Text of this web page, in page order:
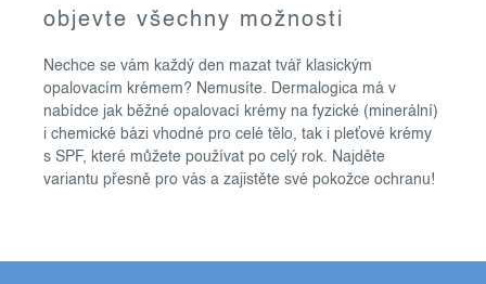
objevte všechny možnosti
Nechce se vám každý den mazat tvář klasickým
opalovacím krémem? Nemusíte. Dermalogica má v
nabídce jak běžné opalovací krémy na fyzické (minerální)
i chemické bázi vhodné pro celé tělo, tak i pleťové krémy
s SPF, které můžete používat po celý rok. Najděte
variantu přesně pro vás a zajistěte své pokožce ochranu!